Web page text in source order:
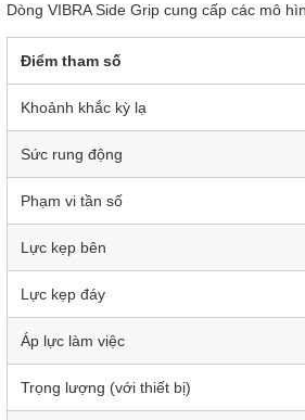
Dòng VIBRA Side Grip cung cấp các mô
Điểm tham số
Khoảnh khắc kỳ lạ
Sức rung động
Phạm vi tần số
Lực kẹp bên
Lực kẹp đáy
Áp lực làm việc
Trọng lượng (với thiết bị)